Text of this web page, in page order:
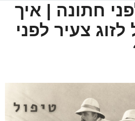
חתונה | איך
לזוג צעיר לפני